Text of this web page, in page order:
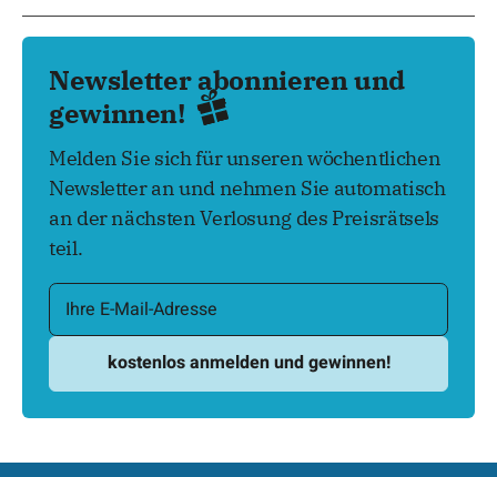
Newsletter abonnieren und
gewinnen!
Melden Sie sich für unseren wöchentlichen
Newsletter an und nehmen Sie automatisch
an der nächsten Verlosung des Preisrätsels
teil.